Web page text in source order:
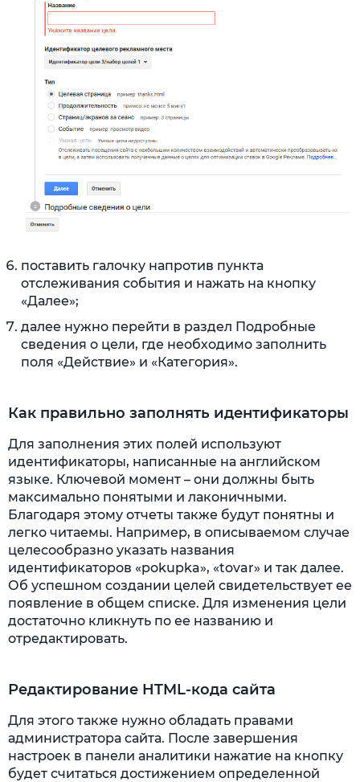
поставить галочку напротив пункта
отслеживания события и нажать на кнопку
«Далее»;
далее нужно перейти в раздел Подробные
сведения о цели, где необходимо заполнить
поля «Действие» и «Категория».
Как правильно заполнять идентификаторы
Для заполнения этих полей используют
идентификаторы, написанные на английском
языке. Ключевой момент – они должны быть
максимально понятыми и лаконичными.
Благодаря этому отчеты также будут понятны и
легко читаемы. Например, в описываемом случае
целесообразно указать названия
идентификаторов «pokupka», «tovar» и так далее.
Об успешном создании целей свидетельствует ее
появление в общем списке. Для изменения цели
достаточно кликнуть по ее названию и
отредактировать.
Редактирование HTML-кода сайта
Для этого также нужно обладать правами
администратора сайта. После завершения
настроек в панели аналитики нажатие на кнопку
будет считаться достижением определенной